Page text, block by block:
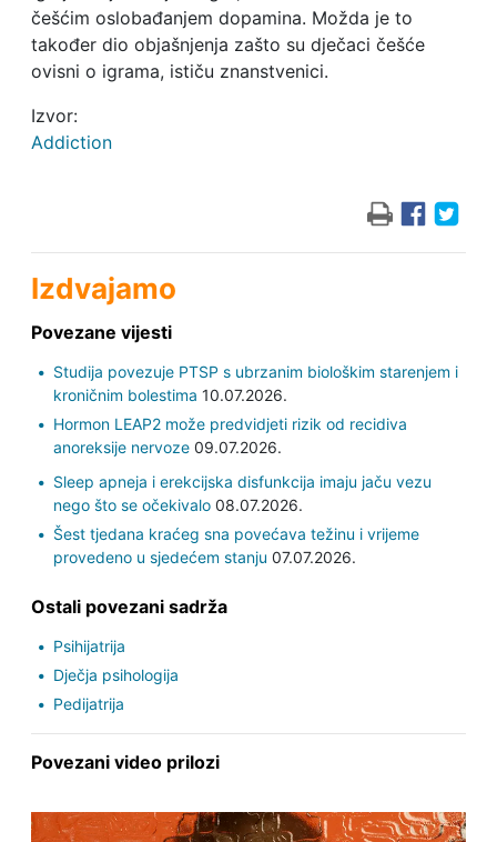
češćim oslobađanjem dopamina. Možda je to
također dio objašnjenja zašto su dječaci češće
ovisni o igrama, ističu znanstvenici.
Izvor:
Addiction
Izdvajamo
Povezane vijesti
Studija povezuje PTSP s ubrzanim biološkim starenjem i
kroničnim bolestima 10.07.2026.
Hormon LEAP2 može predvidjeti rizik od recidiva
anoreksije nervoze09.07.2026.
Sleep apneja i erekcijska disfunkcija imaju jaču vezu
nego što se očekivalo08.07.2026.
Šest tjedana kraćeg sna povećava težinu i vrijeme
provedeno u sjedećem stanju 07.07.2026.
Ostali povezani sadrža
Psihijatrija
Dječja psihologija
Pedijatrija
Povezani video prilozi